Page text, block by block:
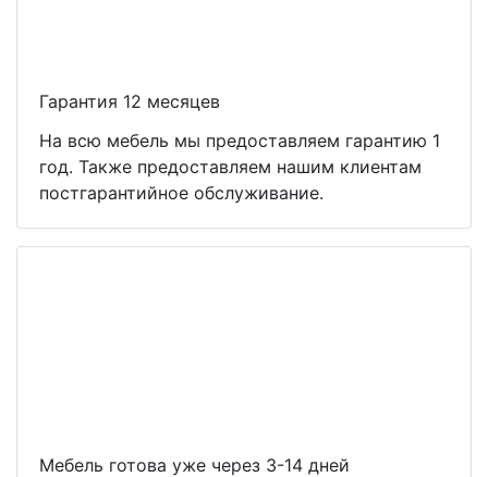
Гарантия 12 месяцев
На всю мебель мы предоставляем гарантию 1
год. Также предоставляем нашим клиентам
постгарантийное обслуживание.
Мебель готова уже через 3-14 дней